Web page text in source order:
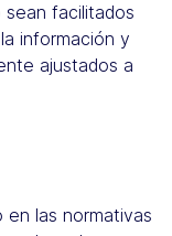
sean facilitados
información y
ajustados a
las normativas